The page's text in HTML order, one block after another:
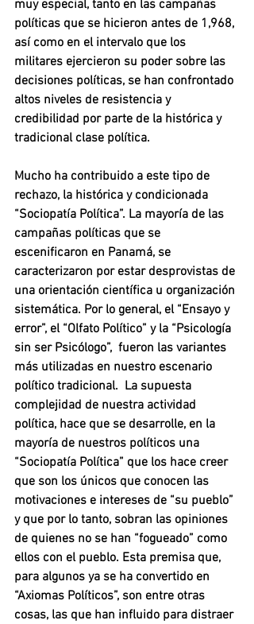
muy especial, tanto en las campañas
políticas que se hicieron antes de 1,968,
así como en el intervalo que los
militares ejercieron su poder sobre las
decisiones políticas, se han confrontado
altos niveles de resistencia y
credibilidad por parte de la histórica y
tradicional clase política.
Mucho ha contribuido a este tipo de
rechazo, la histórica y condicionada
“Sociopatía Política”. La mayoría de las
campañas políticas que se
escenificaron en Panamá, se
caracterizaron por estar desprovistas de
una orientación científica u organización
sistemática. Por lo general, el “Ensayo y
error”, el “Olfato Político” y la “Psicología
sin ser Psicólogo”,  fueron las variantes
más utilizadas en nuestro escenario
político tradicional.  La supuesta
complejidad de nuestra actividad
política, hace que se desarrolle, en la
mayoría de nuestros políticos una
“Sociopatía Política” que los hace creer
que son los únicos que conocen las
motivaciones e intereses de “su pueblo”
y que por lo tanto, sobran las opiniones
de quienes no se han “fogueado” como
ellos con el pueblo. Esta premisa que,
para algunos ya se ha convertido en
“Axiomas Políticos”, son entre otras
cosas, las que han influido para distraer